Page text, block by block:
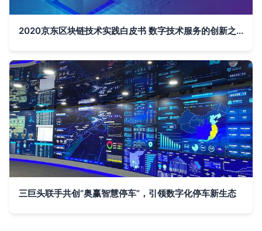
2020京东区块链技术实践白皮书 数字技术服务的创新之路
三巨头联手共创“奥赢智慧停车”，引领数字化停车新生态